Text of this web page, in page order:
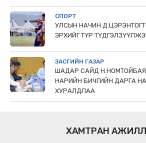
СПОРТ
УЛСЫН НАЧИН
ЭРХИЙГ ТҮР
ЗАСГИЙН ГАЗАР
ШАДАР САЙД
НАРИЙН БИЧГИЙН ДАРГА
ХУРАЛДЛАА
ХАМТРАН